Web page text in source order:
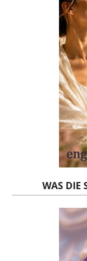
WAS DIE